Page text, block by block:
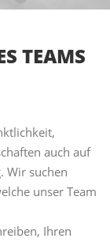
TEAMS
auch auf
Wir suchen
unser Team
Ihren